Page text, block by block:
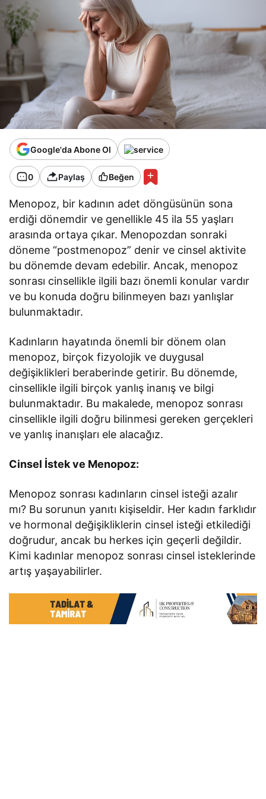
Google'da Abone Ol
0 Paylaş Beğen
Menopoz, bir kadının adet döngüsünün sona
erdiği dönemdir ve genellikle 45 ila 55 yaşları
arasında ortaya çıkar. Menopozdan sonraki
döneme “postmenopoz” denir ve cinsel aktivite
bu dönemde devam edebilir. Ancak, menopoz
sonrası cinsellikle ilgili bazı önemli konular vardır
ve bu konuda doğru bilinmeyen bazı yanlışlar
bulunmaktadır.
Kadınların hayatında önemli bir dönem olan
menopoz, birçok fizyolojik ve duygusal
değişiklikleri beraberinde getirir. Bu dönemde,
cinsellikle ilgili birçok yanlış inanış ve bilgi
bulunmaktadır. Bu makalede, menopoz sonrası
cinsellikle ilgili doğru bilinmesi gereken gerçekleri
ve yanlış inanışları ele alacağız.
Cinsel İstek ve Menopoz:
Menopoz sonrası kadınların cinsel isteği azalır
mı? Bu sorunun yanıtı kişiseldir. Her kadın farklıdır
ve hormonal değişikliklerin cinsel isteği etkilediği
doğrudur, ancak bu herkes için geçerli değildir.
Kimi kadınlar menopoz sonrası cinsel isteklerinde
artış yaşayabilirler.